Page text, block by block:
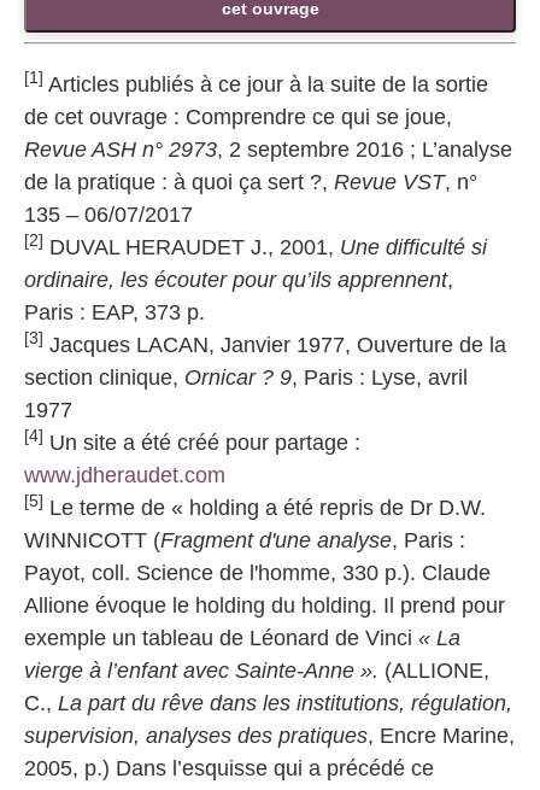
cet ouvrage
[1] Articles publiés à ce jour à la suite de la sortie
de cet ouvrage : Comprendre ce qui se joue,
Revue ASH n° 2973, 2 septembre 2016 ; L’analyse
de la pratique : à quoi ça sert ?, Revue VST, n°
135 – 06/07/2017
[2] DUVAL HERAUDET J., 2001, Une difficulté si
ordinaire, les écouter pour qu’ils apprennent,
Paris : EAP, 373 p.
[3] Jacques LACAN, Janvier 1977, Ouverture de la
section clinique, Ornicar ? 9, Paris : Lyse, avril
1977
[4] Un site a été créé pour partage :
www.jdheraudet.com
[5] Le terme de « holding a été repris de Dr D.W.
WINNICOTT (Fragment d'une analyse, Paris :
Payot, coll. Science de l'homme, 330 p.). Claude
Allione évoque le holding du holding. Il prend pour
exemple un tableau de Léonard de Vinci « La
vierge à l’enfant avec Sainte-Anne ». (ALLIONE,
C., La part du rêve dans les institutions, régulation,
supervision, analyses des pratiques, Encre Marine,
2005, p.) Dans l’esquisse qui a précédé ce